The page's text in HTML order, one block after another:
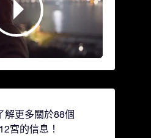
解更多關於88個
宮的信息！